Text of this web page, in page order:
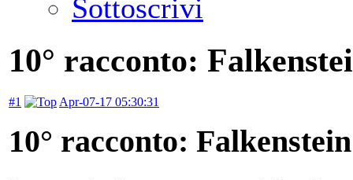
Sottoscrivi
10° racconto:
#1 Apr-07-17 05:30:31
10° racconto: Falkenstein